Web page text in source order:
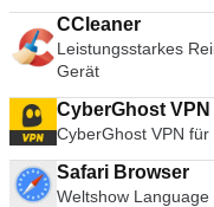
CCleaner
Leistungsstarkes
Gerät
CyberGhost VPN
CyberGhost VPN für
Safari Browser
Weltshow Language